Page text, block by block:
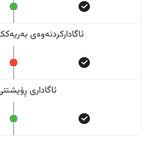
ئاگادارکردنەوەی
ئاگاداری